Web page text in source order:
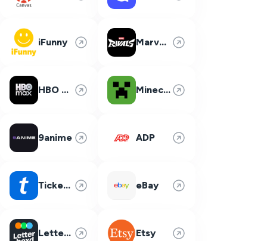
iFunny Marvel Rivals
HBO Max Minecraft
9anime ADP
Ticketmaster eBay
Letterboxd Etsy